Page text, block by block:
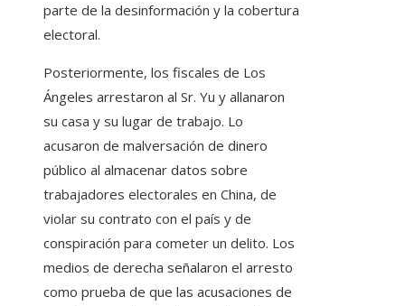
parte de la desinformación y la cobertura
electoral.
Posteriormente, los fiscales de Los
Ángeles arrestaron al Sr. Yu y allanaron
su casa y su lugar de trabajo. Lo
acusaron de malversación de dinero
público al almacenar datos sobre
trabajadores electorales en China, de
violar su contrato con el país y de
conspiración para cometer un delito. Los
medios de derecha señalaron el arresto
como prueba de que las acusaciones de